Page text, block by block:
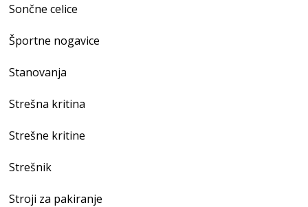
Sončne celice
Športne nogavice
Stanovanja
Strešna kritina
Strešne kritine
Strešnik
Stroji za pakiranje